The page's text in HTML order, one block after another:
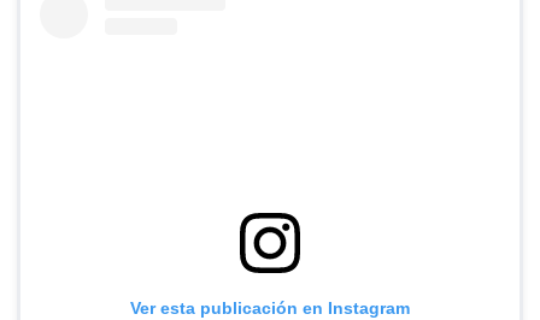
Ver esta publicación en Instagram